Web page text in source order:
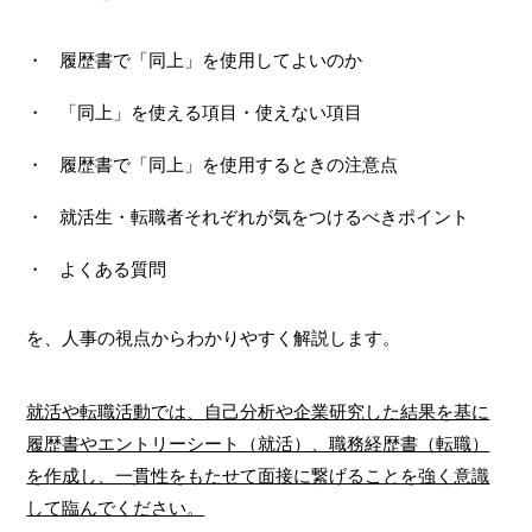
履歴書で「同上」を使用してよいのか
「同上」を使える項目・使えない項目
履歴書で「同上」を使用するときの注意点
就活生・転職者それぞれが気をつけるべきポイント
よくある質問
を、人事の視点からわかりやすく解説します。
就活や転職活動では、自己分析や企業研究した結果を基に
履歴書やエントリーシート（就活）、職務経歴書（転職）
を作成し、一貫性をもたせて面接に繋げることを強く意識
して臨んでください。